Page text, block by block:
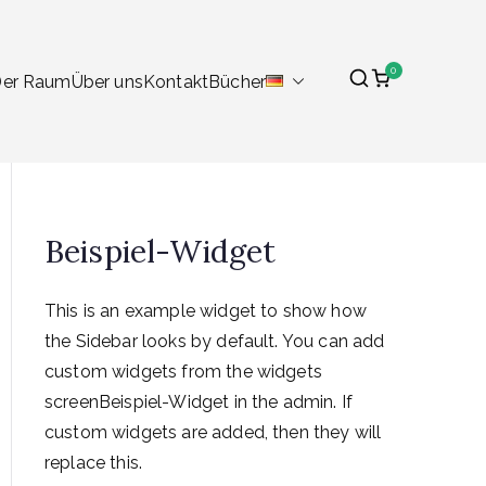
RaumÜber unsKontaktBücher
0
Beispiel-Widget
This is an example widget to show how
the Sidebar looks by default. You can add
custom widgets from the widgets
screenBeispiel-Widget in the admin. If
custom widgets are added, then they will
replace this.